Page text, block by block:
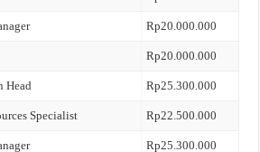
Rp20.000.000
Rp20.000.000
Head Rp25.300.000
Specialist Rp22.500.000
Rp25.300.000